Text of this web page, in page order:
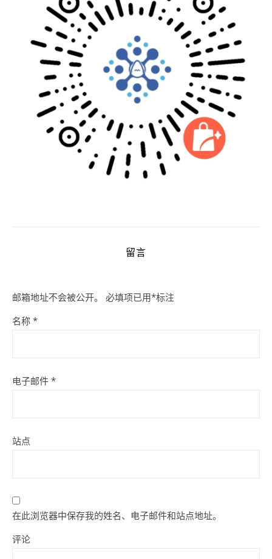
留言
邮箱地址不会被公开。 必填项已用*标注
名称 *
电子邮件 *
站点
在此浏览器中保存我的姓名、电子邮件和站点地址。
评论